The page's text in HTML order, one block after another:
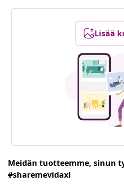
Lisää
Meidän tuotteemme, sinun
#sharemevidaxl